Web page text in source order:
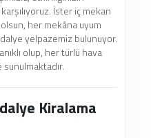
İster iç mekan
her mekâna uyum
yelpazemiz bulunuyor.
olup, her türlü hava
Kiralama